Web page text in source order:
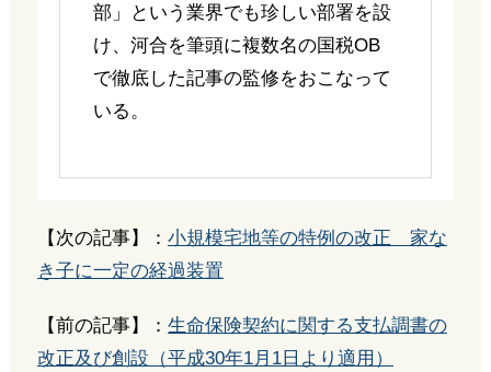
部」という業界でも珍しい部署を設
け、河合を筆頭に複数名の国税OB
で徹底した記事の監修をおこなって
いる。
【次の記事】： 小規模宅地等の特例の改正 家な
き子に一定の経過装置
【前の記事】： 生命保険契約に関する支払調書の
改正及び創設（平成30年1月1日より適用）